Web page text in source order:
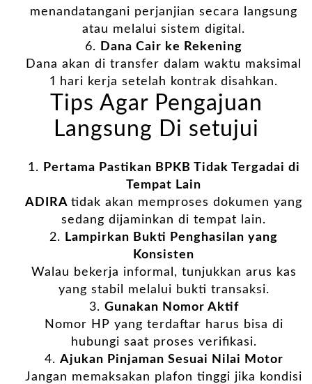
menandatangani perjanjian secara langsung
atau melalui sistem digital.
Dana Cair ke Rekening
Dana akan di transfer dalam waktu maksimal
1 hari kerja setelah kontrak disahkan.
Tips Agar Pengajuan
Langsung Di setujui
Pertama Pastikan BPKB Tidak Tergadai di
Tempat Lain
ADIRAtidak akan memproses dokumen yang
sedang dijaminkan di tempat lain.
Lampirkan Bukti Penghasilan yang
Konsisten
Walau bekerja informal, tunjukkan arus kas
yang stabil melalui bukti transaksi.
Gunakan Nomor Aktif
Nomor HP yang terdaftar harus bisa di
hubungi saat proses verifikasi.
Ajukan Pinjaman Sesuai Nilai Motor
Jangan memaksakan plafon tinggi jika kondisi